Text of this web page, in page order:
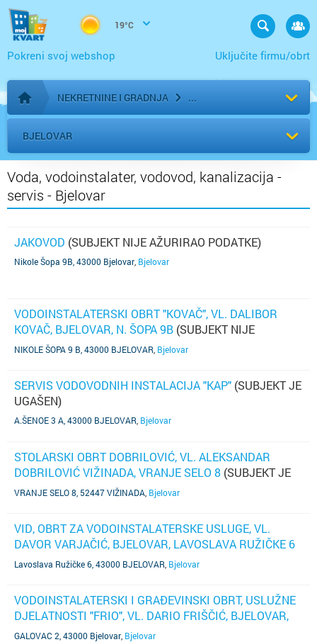
19°C
Uključite firmu/obrt
Pokreni svoj webshop
Početna stranica
NEKRETNINE I GRADNJA
BJELOVAR
Voda, vodoinstalater, vodovod, kanalizacija -
servis - Bjelovar
JAKOVOD (SUBJEKT NIJE AŽURIRAO PODATKE)
Nikole Šopa 9B, 43000 Bjelovar Bjelovar
VODOINSTALATERSKI OBRT "KOVAČ", VL. DALIBOR
KOVAČ, BJELOVAR, N. ŠOPA 9B (SUBJEKT NIJE
AŽURIRAO PODATKE)
NIKOLE ŠOPA 9 B, 43000 BJELOVAR Bjelovar
SERVIS VODOVODNIH INSTALACIJA "KAP" (SUBJEKT JE
UGAŠEN)
A.ŠENOE 3 A, 43000 BJELOVAR Bjelovar
STOLARSKI OBRT DOBRILOVIĆ, VL. ALEKSANDAR
DOBRILOVIĆ VIŽINADA, VRANJE SELO 8 (SUBJEKT JE
UGAŠEN)
VRANJE SELO 8, 52447 VIŽINADA Bjelovar
VID, OBRT ZA VODOINSTALATERSKE USLUGE, VL.
DAVOR VARJAČIĆ, BJELOVAR, LAVOSLAVA RUŽIČKE 6
(SUBJEKT JE UGAŠEN)
Lavoslava Ružičke 6, 43000 BJELOVAR Bjelovar
VODOINSTALATERSKI I GRAĐEVINSKI OBRT, USLUŽNE
DJELATNOSTI "FRIO", VL. DARIO FRIŠČIĆ, BJELOVAR,
GALOVAC 2(SUBJEKT JE UGAŠEN)
GALOVAC 2, 43000 Bjelovar Bjelovar